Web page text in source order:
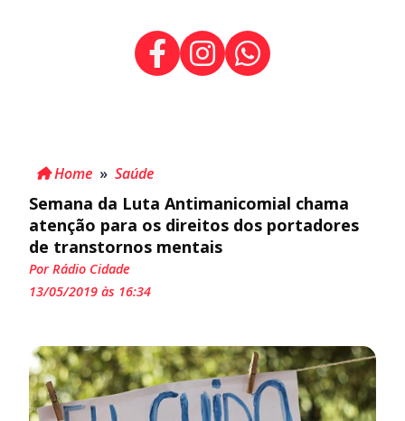
Home » Saúde
Semana da Luta Antimanicomial chama
atenção para os direitos dos portadores
de transtornos mentais
Por Rádio Cidade
13/05/2019 às 16:34